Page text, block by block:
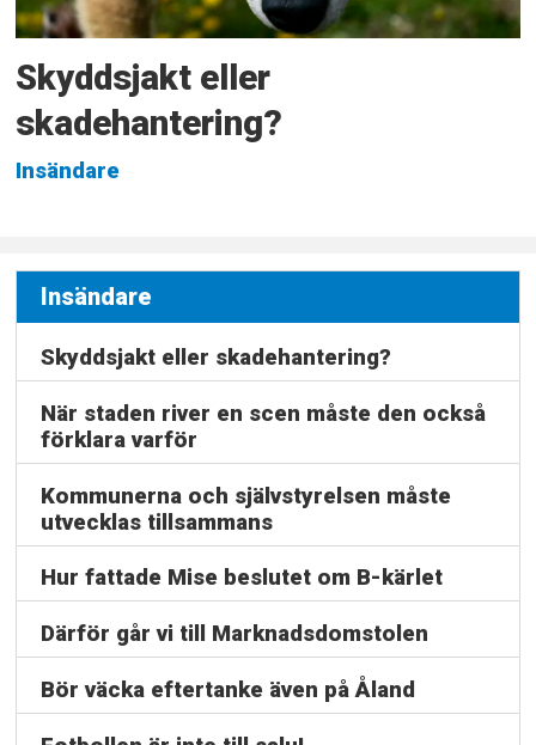
Skyddsjakt eller
skadehantering?
Insändare
Insändare
Skyddsjakt eller skadehantering?
När staden river en scen måste den också
förklara varför
Kommunerna och självstyrelsen måste
utvecklas tillsammans
Hur fattade Mise beslutet om B-kärlet
Därför går vi till Marknadsdomstolen
Bör väcka eftertanke även på Åland